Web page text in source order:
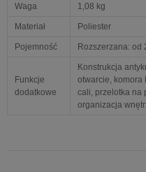
Waga 1,08 kg
Materiał Poliester
Pojemność Rozszerzana: od
Funkcje
dodatkowe
Konstrukcja
otwarcie, komora
cali, przelotka na
organizacja